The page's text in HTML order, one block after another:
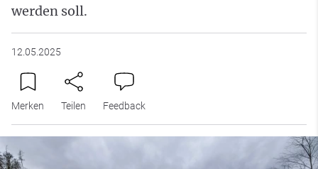
werden soll.
12.05.2025
Merken Teilen Feedback